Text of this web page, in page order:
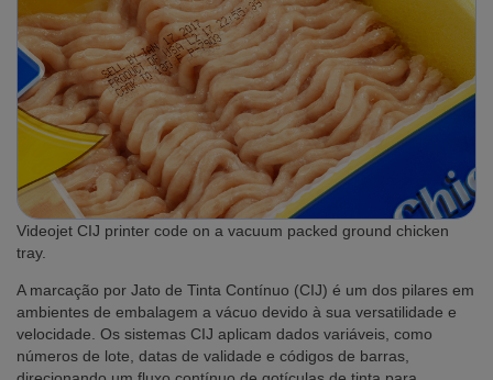
Videojet CIJ printer code on a vacuum packed ground chicken
tray.
A marcação por Jato de Tinta Contínuo (CIJ) é um dos pilares em
ambientes de embalagem a vácuo devido à sua versatilidade e
velocidade. Os sistemas CIJ aplicam dados variáveis, como
números de lote, datas de validade e códigos de barras,